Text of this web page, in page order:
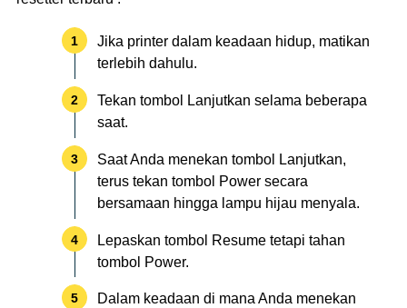
Jika printer dalam keadaan hidup, matikan
terlebih dahulu.
Tekan tombol Lanjutkan selama beberapa
saat.
Saat Anda menekan tombol Lanjutkan,
terus tekan tombol Power secara
bersamaan hingga lampu hijau menyala.
Lepaskan tombol Resume tetapi tahan
tombol Power.
Dalam keadaan di mana Anda menekan